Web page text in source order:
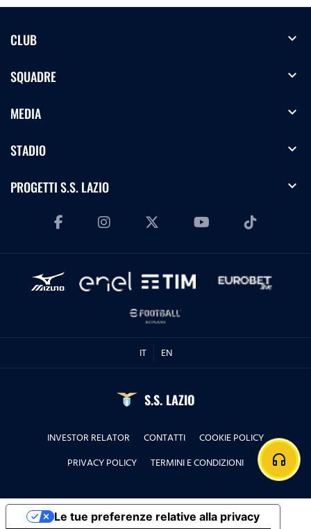
CLUB expand_more
SQUADRE expand_more
MEDIA expand_more
STADIO expand_more
PROGETTI S.S. LAZIO expand_more
IT EN
S.S. LAZIO
INVESTOR RELATOR CONTATTI
COOKIE POLICY
PRIVACY POLICY
TERMINI E CONDIZIONI headphones
Le tue preferenze relative alla privacy